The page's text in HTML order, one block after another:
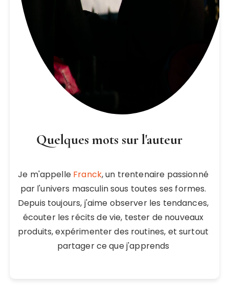
Quelques mots sur l'auteur
Je m'appelle Franck, un trentenaire passionné
par l'univers masculin sous toutes ses formes.
Depuis toujours, j'aime observer les tendances,
écouter les récits de vie, tester de nouveaux
produits, expérimenter des routines, et surtout
partager ce que j'apprends